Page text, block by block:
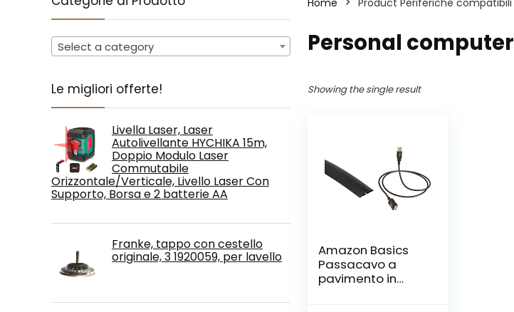
Select a category
Le migliori offerte!
Livella Laser, Laser
Autolivellante HYCHIKA 15m,
Doppio Modulo Laser
Commutabile
Orizzontale/Verticale, Livello Laser Con
Supporto, Borsa e 2 batterie AA
Franke, tappo con cestello
originale, 3 1920059, per lavello
Home Product Periferiche compatibili
‎Personal computer
Showing the single result
Amazon Basics
Passacavo a
pavimento in